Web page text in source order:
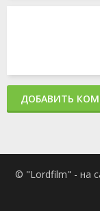
ДОБАВИТЬ
© "Lordfilm" - на